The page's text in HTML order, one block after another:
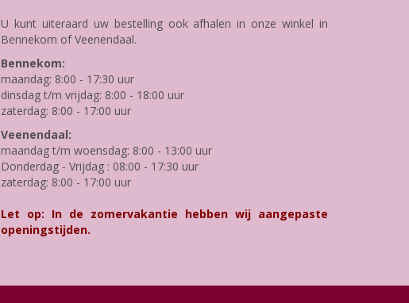
U kunt uiteraard uw bestelling ook afhalen in onze winkel in
Bennekom of Veenendaal.
Bennekom:
maandag: 8:00 - 17:30 uur
dinsdag t/m vrijdag: 8:00 - 18:00 uur
zaterdag: 8:00 - 17:00 uur
Veenendaal:
maandag t/m woensdag: 8:00 - 13:00 uur
Donderdag - Vrijdag : 08:00 - 17:30 uur
zaterdag: 8:00 - 17:00 uur
Let op: In de zomervakantie hebben wij aangepaste
openingstijden.